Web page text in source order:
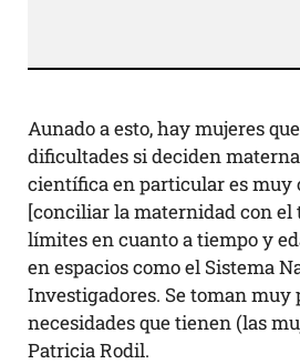
Aunado a esto, hay mujeres
dificultades si deciden
científica en particular es muy
[conciliar la maternidad con el
límites en cuanto a tiempo y
en espacios como el Sistema
Investigadores. Se toman muy
necesidades que tienen (las
Patricia Rodil.